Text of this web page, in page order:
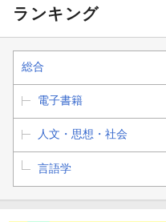
しく見る習慣
ランキング
総合
電子書籍
人文・思想・社会
言語学